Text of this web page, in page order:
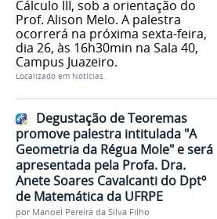
Cálculo III, sob a orientação do
Prof. Alison Melo. A palestra
ocorrerá na próxima sexta-feira,
dia 26, às 16h30min na Sala 40,
Campus Juazeiro.
Localizado em Notícias
Degustação de Teoremas
promove palestra intitulada "A
Geometria da Régua Mole" e será
apresentada pela Profa. Dra.
Anete Soares Cavalcanti do Dptº
de Matemática da UFRPE
por Manoel Pereira da Silva Filho